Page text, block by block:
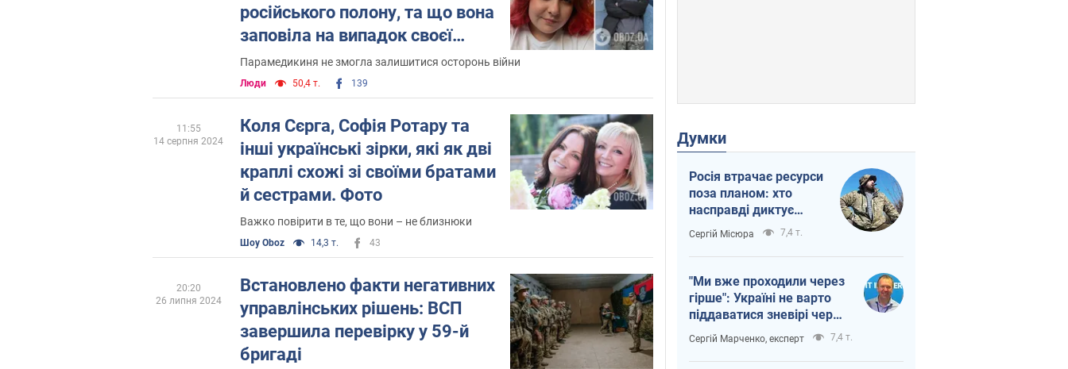
російського полону, та що вона
заповіла на випадок своєї
смерті
Парамедикиня не змогла залишитися осторонь війни
Люди 50,4 т. 139
Коля Сєрга, Софія Ротару та
інші українські зірки, які як дві
краплі схожі зі своїми братами
й сестрами. Фото
Важко повірити в те, що вони – не близнюки
Шоу Oboz 14,3 т. 43
11:55
14 серпня 2024
Встановлено факти негативних
управлінських рішень: ВСП
завершила перевірку у 59-й
бригаді
20:20
26 липня 2024
Думки
Росія втрачає ресурси
поза планом: хто
насправді диктує
темп війни
Сергій Місюра 7,4 т.
"Ми вже проходили через
гірше": Україні не варто
піддаватися зневірі через
ракетний терор
Сергій Марченко, експерт 7,4 т.